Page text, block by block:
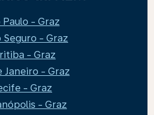
Paulo - Graz
Seguro - Graz
- Graz
Janeiro - Graz
- Graz
- Graz